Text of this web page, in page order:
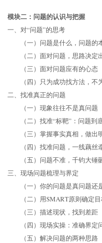
模块二：问题的认识与把握
一、对“问题”的思考
（一）问题是什么，问题的
（二）面对问题，思路决定
（三）面对问题应有的心态
（四）只为成功找方法，不
二、找准真正的问题
（一）现象往往不是真问题
（二）找准“标靶”：问题到
（三）掌握事实真相，做
（四）找准问题，一线藕丝
（五）问题不准，千钧大锤
三、现场问题梳理与界定
（一）你的问题是真问题还
（二）用SMART原则确定
（三）描述现状，找到差距
（四）现场实操：准确界定
（五）解决问题的两种思路